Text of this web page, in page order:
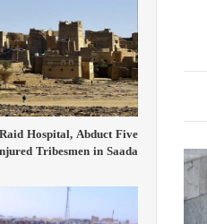
Hospital, Abduct Five
Tribesmen in Saada